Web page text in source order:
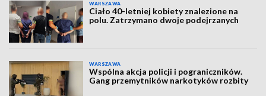
WARSZAWA
Ciało 40-letniej kobiety znalezione na
polu. Zatrzymano dwoje podejrzanych
WARSZAWA
Wspólna akcja policji i pograniczników.
Gang przemytników narkotyków rozbity